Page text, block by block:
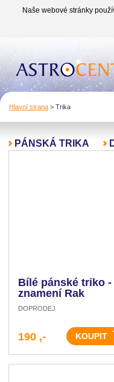
Naše webové stránky
Hlavní strana > Trika
PÁNSKÁ TRIKA
Bílé pánské triko -
znamení Rak
DOPRODEJ
190 ,-